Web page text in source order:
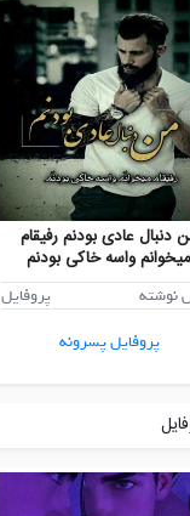
دنبال عادی بودنم رفیقام
میخوانم واسه خاکی بودنم
نوشته
پروفایل
پروفایل پسرونه